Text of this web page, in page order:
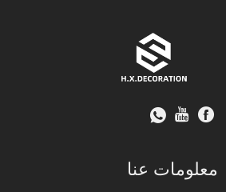
معلومات عنا